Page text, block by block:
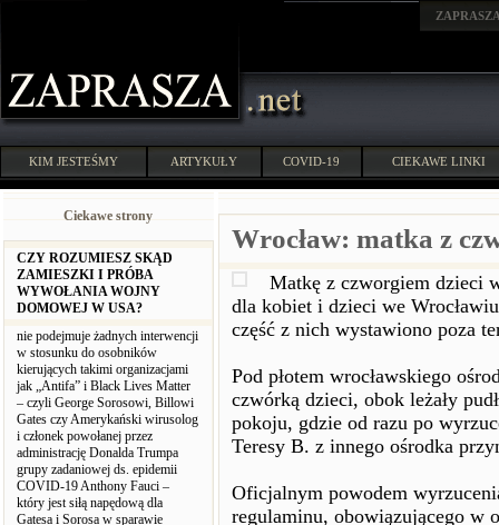
KIM JESTEŚMY ARTYKUŁY COVID-19 CIEKAWE LINKI
Ciekawe strony
CZY ROZUMIESZ SKĄD
ZAMIESZKI I PRÓBA
WYWOŁANIA WOJNY
DOMOWEJ W USA?
nie podejmuje żadnych interwencji
w stosunku do osobników
kierujących takimi organizacjami
jak „Antifa” i Black Lives Matter
– czyli George Sorosowi, Billowi
Gates czy Amerykański wirusolog
i członek powołanej przez
administrację Donalda Trumpa
grupy zadaniowej ds. epidemii
COVID-19 Anthony Fauci –
który jest siłą napędową dla
Gatesa i Sorosa w sparawie
Wrocław: matka z
Matkę z czworgiem dzieci
dla kobiet i dzieci we
część z nich wystawiono poza
Pod płotem wrocławskiego
czwórką dzieci, obok leżały
pokoju, gdzie od razu po
Teresy B. z innego ośrodka
Oficjalnym powodem
regulaminu, obowiązującego w